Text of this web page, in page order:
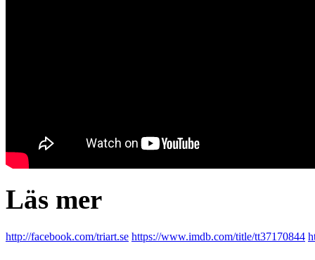
Läs mer
http://facebook.com/triart.se https://www.imdb.com/title/tt37170844